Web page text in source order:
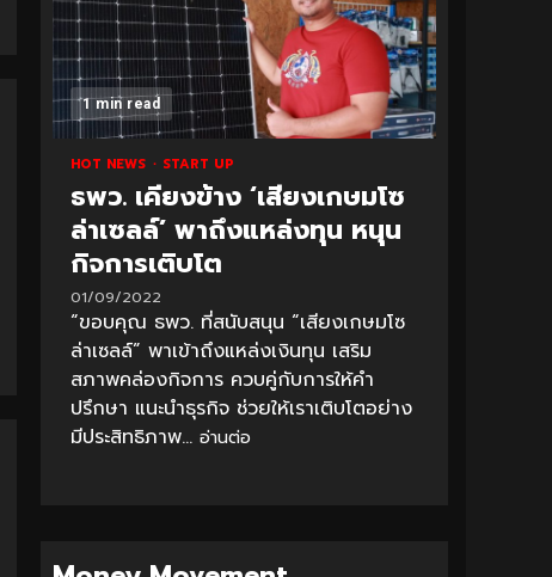
1 min read
HOT NEWS START UP
ธพว. เคียงข้าง ‘เสียงเกษมโซ
ล่าเซลล์’ พาถึงแหล่งทุน หนุน
กิจการเติบโต
01/09/2022
“ขอบคุณ ธพว. ที่สนับสนุน “เสียงเกษมโซ
ล่าเซลล์” พาเข้าถึงแหล่งเงินทุน เสริม
สภาพคล่องกิจการ ควบคู่กับการให้คำ
ปรึกษา แนะนำธุรกิจ ช่วยให้เราเติบโตอย่าง
มีประสิทธิภาพ... อ่านต่อ